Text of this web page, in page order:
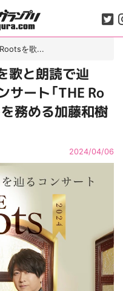
を歌...
歌と朗読で辿
ート「THE Ro
務める加藤和樹
2024/04/06